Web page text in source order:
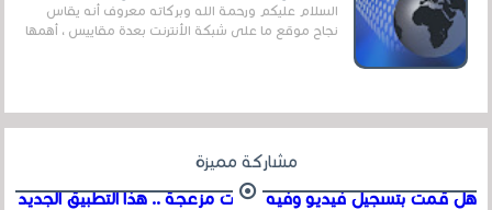
السلام عليكم ورحمة الله وبركاته معروف أنه يقاس
نجاح موقع ما على شبكة الأنترنت بعدة مقاييس ، أهمها
مشاركة مميزة
هل قمت بتسجيل فيديو وفيه أصوت مزعجة .. هذا التطبيق الجديد